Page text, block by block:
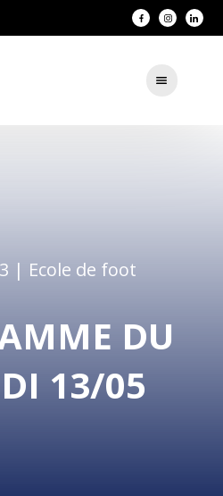
| Ecole de foot
DU
13/05